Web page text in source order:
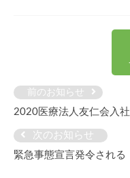
次のお知らせ
緊急事態宣言発令される
前のお知らせ
2020医療法人友仁会入社